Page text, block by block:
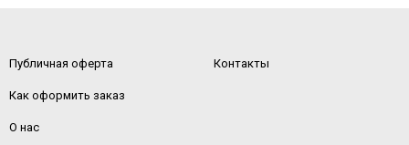
Публичная оферта
Как оформить заказ
О нас
Контакты